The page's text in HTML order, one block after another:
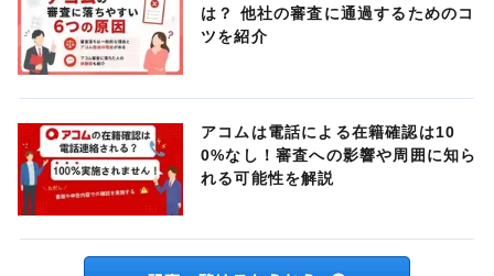
は？ 他社の審査に通過するためのコ
ツを紹介
アコムは電話による在籍確認は10
0%なし！審査への影響や周囲に知ら
れる可能性を解説